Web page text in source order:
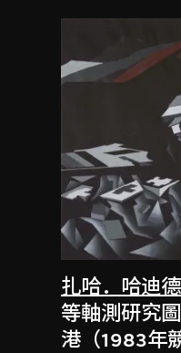
扎哈．哈迪德
等軸測研究
港（1983年